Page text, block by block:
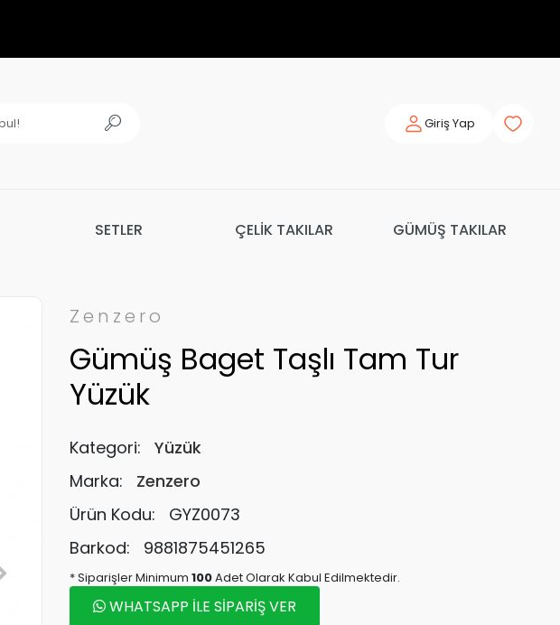
Giriş Yap
SETLER ÇELİK TAKILAR GÜMÜŞ TAKILAR
Zenzero
Gümüş Baget Taşlı Tam Tur
Yüzük
Kategori:
Yüzük
Marka:
Zenzero
Ürün Kodu:
GYZ0073
Barkod:
9881875451265
* Siparişler Minimum 100Adet Olarak Kabul Edilmektedir.
WHATSAPP İLE SİPARİŞ VER